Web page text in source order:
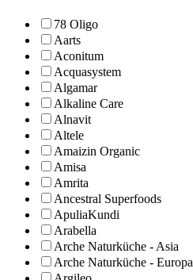
78 Oligo
Aarts
Aconitum
Acquasystem
Algamar
Alkaline Care
Alnavit
Altele
Amaizin Organic
Amisa
Amrita
Ancestral Superfoods
ApuliaKundi
Arabella
Arche Naturküche - Asia
Arche Naturküche - Europa